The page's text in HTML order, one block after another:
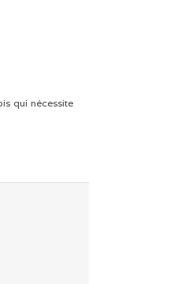
qui nécessite